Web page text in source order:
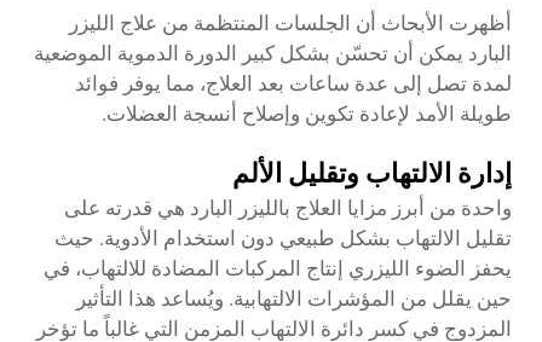
أظهرت الأبحاث أن الجلسات المنتظمة من علاج الليزر
البارد يمكن أن تحسّن بشكل كبير الدورة الدموية الموضعية
لمدة تصل إلى عدة ساعات بعد العلاج، مما يوفر فوائد
طويلة الأمد لإعادة تكوين وإصلاح أنسجة العضلات.
إدارة الالتهاب وتقليل الألم
واحدة من أبرز مزايا العلاج بالليزر البارد هي قدرته على
تقليل الالتهاب بشكل طبيعي دون استخدام الأدوية. حيث
يحفز الضوء الليزري إنتاج المركبات المضادة للالتهاب، في
حين يقلل من المؤشرات الالتهابية. ويُساعد هذا التأثير
المزدوج في كسر دائرة الالتهاب المزمن التي غالباً ما تؤخر